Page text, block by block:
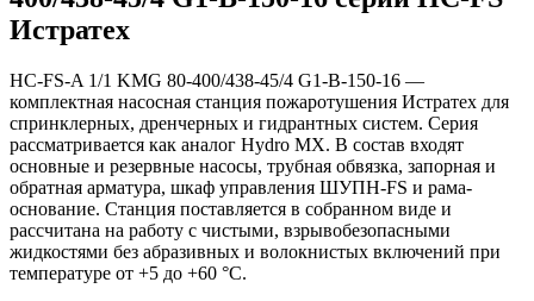
Истратех
HC-FS-A 1/1 KMG 80-400/438-45/4 G1-B-150-16 —
комплектная насосная станция пожаротушения Истратех для
спринклерных, дренчерных и гидрантных систем. Серия
рассматривается как аналог Hydro MX. В состав входят
основные и резервные насосы, трубная обвязка, запорная и
обратная арматура, шкаф управления ШУПН-FS и рама-
основание. Станция поставляется в собранном виде и
рассчитана на работу с чистыми, взрывобезопасными
жидкостями без абразивных и волокнистых включений при
температуре от +5 до +60 °С.